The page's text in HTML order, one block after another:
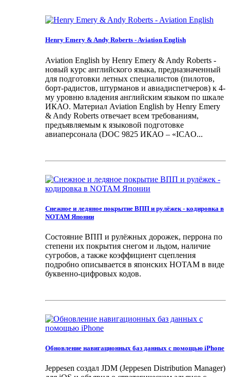
Henry Emery & Andy Roberts - Aviation English
Aviation English by Henry Emery & Andy Roberts -
новый курс английского языка, предназначенный
для подготовки летных специалистов (пилотов,
борт-радистов, штурманов и авиадиспетчеров) к 4-
му уровню владения английским языком по шкале
ИКАО. Материал Aviation English by Henry Emery
& Andy Roberts отвечает всем требованиям,
предъявляемым к языковой подготовке
авиаперсонала (DOC 9825 ИКАО – «ICAO...
Снежное и ледяное покрытие ВПП и рулёжек - кодировка в
NOTAM Японии
Состояние ВПП и рулёжных дорожек, перрона по
степени их покрытия снегом и льдом, наличие
сугробов, а также коэффициент сцепления
подробно описывается в японских НОТАМ в виде
буквенно-цифровых кодов.
Обновление навигационных баз данных с помощью iPhone
Jeppesen создал JDM (Jeppesen Distribution Manager)